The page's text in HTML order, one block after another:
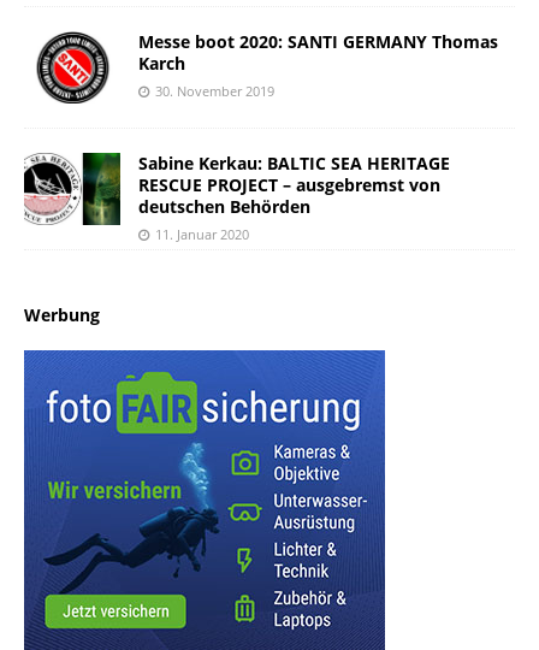
Messe boot 2020: SANTI GERMANY Thomas
Karch
30. November 2019
Sabine Kerkau: BALTIC SEA HERITAGE
RESCUE PROJECT – ausgebremst von
deutschen Behörden
11. Januar 2020
Werbung